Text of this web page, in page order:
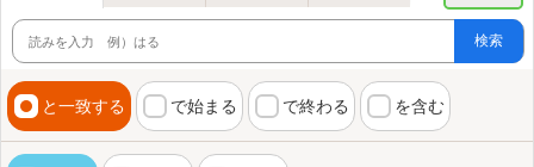
検索
と一致する で始まる で終わる を含む